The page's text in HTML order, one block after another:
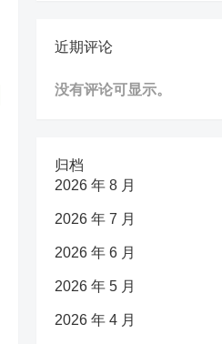
近期评论
没有评论可显示。
归档
2026 年 8 月
2026 年 7 月
2026 年 6 月
2026 年 5 月
2026 年 4 月